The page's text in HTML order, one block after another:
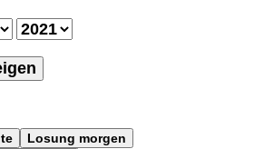
Losung morgen